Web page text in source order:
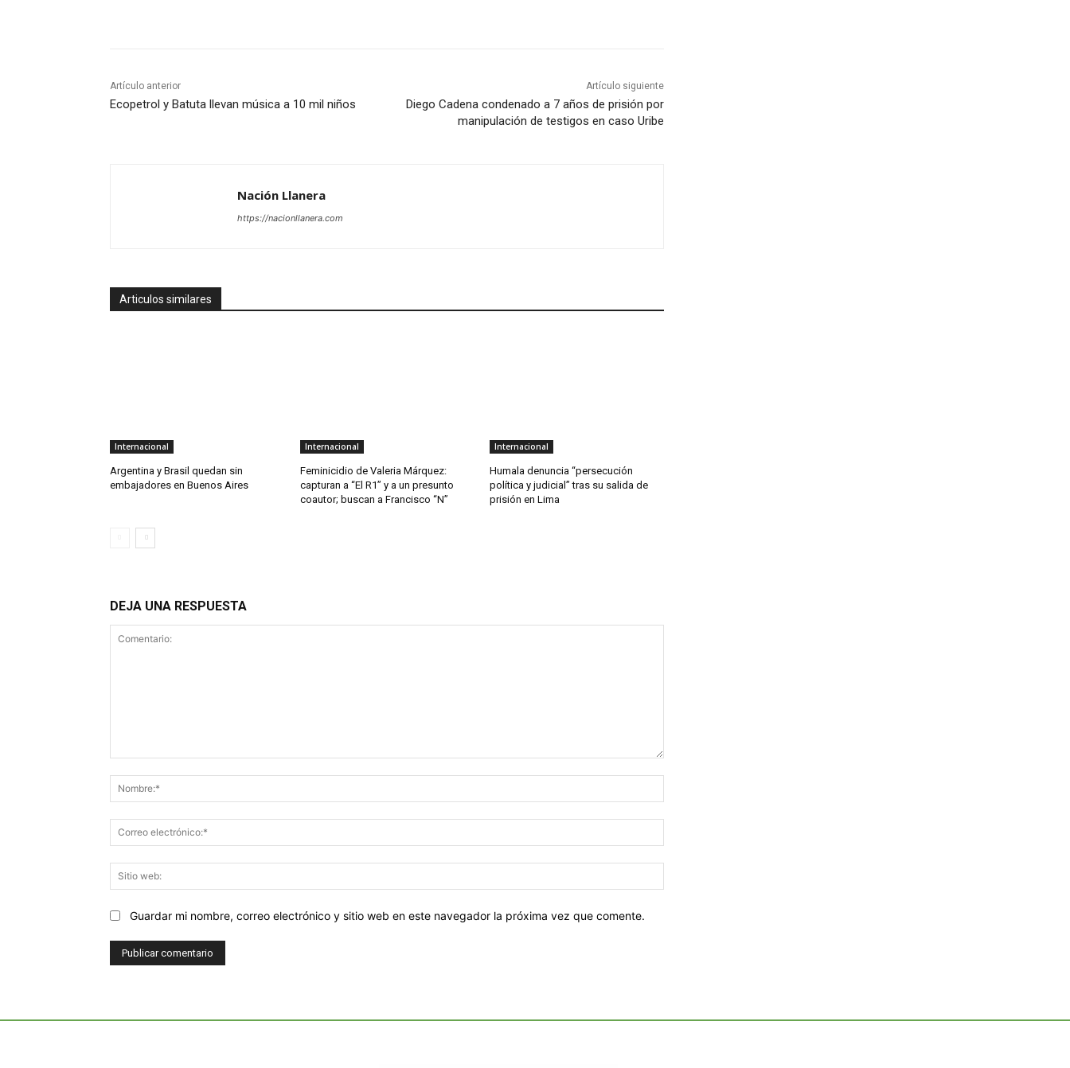
Artículo anterior
Ecopetrol y Batuta llevan música a 10 mil niños
Artículo siguiente
Diego Cadena condenado a 7 años de prisión por
manipulación de testigos en caso Uribe
Nación Llanera
https://nacionllanera.com
Articulos similares
Internacional
Argentina y Brasil quedan sin
embajadores en Buenos Aires
Internacional
Feminicidio de Valeria Márquez:
capturan a “El R1” y a un presunto
coautor; buscan a Francisco “N”
Internacional
Humala denuncia “persecución
política y judicial” tras su salida de
prisión en Lima
DEJA UNA RESPUESTA
electrónico:*
web:
Guardar mi nombre, correo electrónico y sitio web en este navegador la próxima vez que comente.